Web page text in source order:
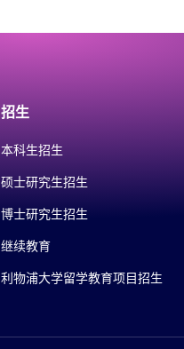
招生
本科生招生
硕士研究生招生
博士研究生招生
继续教育
利物浦大学留学教育项目招生